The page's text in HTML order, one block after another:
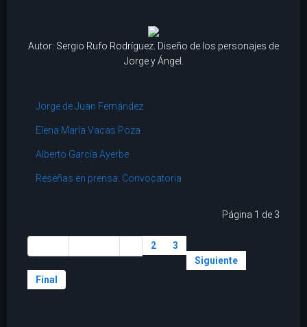
Autor: Sergio Rufo Rodríguez. Diseño de los personajes de
Jorge y Ángel.
Jorge de Juan Fernández
Elena María Vacas Poza
Alberto García Ayerbe
Reseñas en prensa: Convocatoria
Página 1 de 3
2
3
Siguiente
Final